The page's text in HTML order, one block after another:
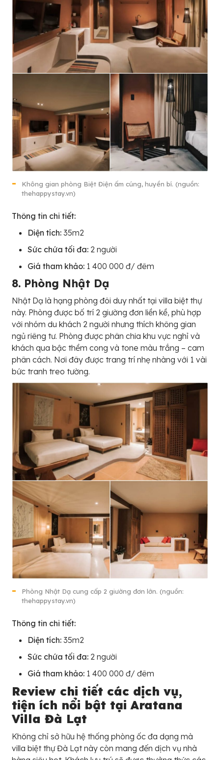
Không gian phòng Biệt Điện ấm cúng, huyền bí. (nguồn:
thehappystay.vn)
Thông tin chi tiết:
Diện tích: 35m2
Sức chứa tối đa: 2 người
Giá tham khảo: 1 400 000 đ/ đêm
8. Phòng Nhật Dạ
Nhật Dạ là hạng phòng đôi duy nhất tại villa biệt thự
này. Phòng được bố trí 2 giường đơn liền kề, phù hợp
với nhóm du khách 2 người nhưng thích không gian
ngủ riêng tư. Phòng được phân chia khu vực nghỉ và
khách qua bậc thềm cong và tone màu trắng – cam
phân cách. Nơi đây được trang trí nhẹ nhàng với 1 vài
bức tranh treo tường.
Phòng Nhật Dạ cung cấp 2 giường đơn lớn. (nguồn:
thehappystay.vn)
Thông tin chi tiết:
Diện tích: 35m2
Sức chứa tối đa: 2 người
Giá tham khảo: 1 400 000 đ/ đêm
Review chi tiết các dịch vụ,
tiện ích nổi bật tại Aratana
Villa Đà Lạt
Không chỉ sở hữu hệ thống phòng ốc đa dạng mà
villa biệt thự Đà Lạt này còn mang đến dịch vụ nhà